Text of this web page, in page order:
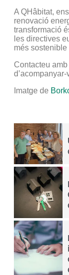
A QHâbitat,
renovació
transformació
les directives
més sostenible
Contacteu
Imatge de